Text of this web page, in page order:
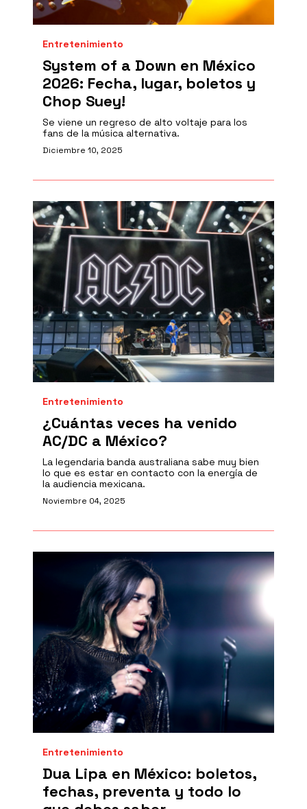
Entretenimiento
System of a Down en México
2026: Fecha, lugar, boletos y
Chop Suey!
Se viene un regreso de alto voltaje para los
fans de la música alternativa.
Diciembre 10, 2025
Entretenimiento
¿Cuántas veces ha venido
AC/DC a México?
La legendaria banda australiana sabe muy bien
lo que es estar en contacto con la energía de
la audiencia mexicana.
Noviembre 04, 2025
Entretenimiento
Dua Lipa en México: boletos,
fechas, preventa y todo lo